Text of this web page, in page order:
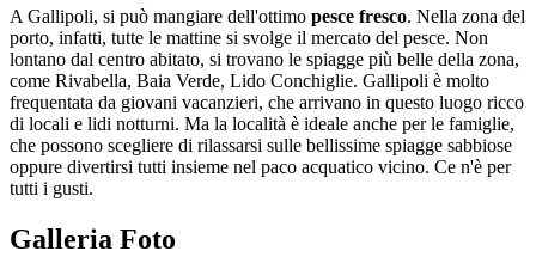
A Gallipoli, si può mangiare dell'ottimo pesce fresco. Nella zona del
porto, infatti, tutte le mattine si svolge il mercato del pesce. Non
lontano dal centro abitato, si trovano le spiagge più belle della zona,
come Rivabella, Baia Verde, Lido Conchiglie. Gallipoli è molto
frequentata da giovani vacanzieri, che arrivano in questo luogo ricco
di locali e lidi notturni. Ma la località è ideale anche per le famiglie,
che possono scegliere di rilassarsi sulle bellissime spiagge sabbiose
oppure divertirsi tutti insieme nel paco acquatico vicino. Ce n'è per
tutti i gusti.
Galleria Foto